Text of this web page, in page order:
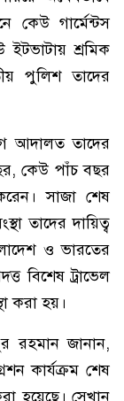
কেউ গার্মেন্টস
শ্রমিক
পুলিশ তাদের
আদালত তাদের
কেউ পাঁচ বছর
সাজা শেষ
তাদের দায়িত্ব
ও ভারতের
বিশেষ ট্রাভেল
করা হয়।
রহমান জানান,
কার্যক্রম শেষ
হয়েছে। সেখান